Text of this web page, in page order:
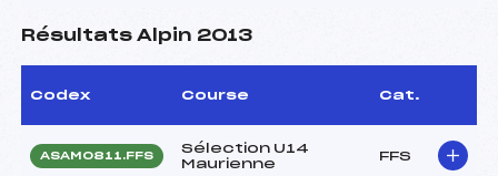
Résultats Alpin 2013
Codex Course Cat.
ASAM0811.FFS
Sélection U14
Maurienne
FFS